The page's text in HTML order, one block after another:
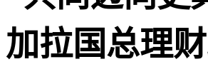
加拉国总理